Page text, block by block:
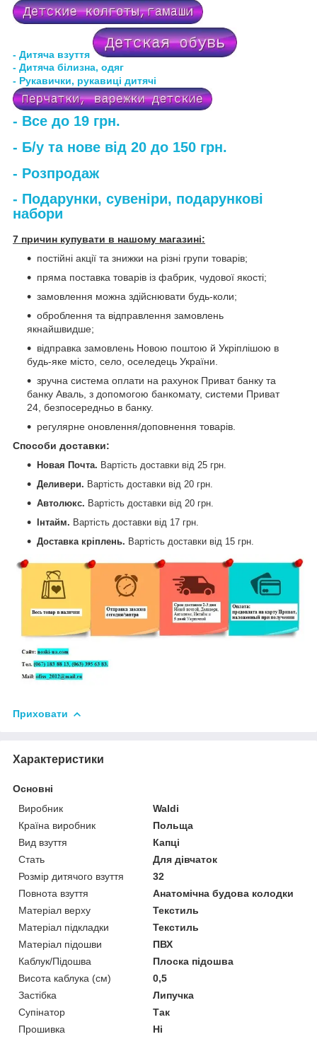
- Дитяча взуття
- Дитяча білизна, одяг
- Рукавички, рукавиці дитячі
- Все до 19 грн.
- Б/у та нове від 20 до 150 грн.
- Розпродаж
- Подарунки, сувеніри, подарункові
набори
7 причин купувати в нашому магазині:
постійні акції та знижки на різні групи товарів;
пряма поставка товарів із фабрик, чудової якості;
замовлення можна здійснювати будь-коли;
оброблення та відправлення замовлень
якнайшвидше;
відправка замовлень Новою поштою й Укріплішою в
будь-яке місто, село, оселедець України.
зручна система оплати на рахунок Приват банку та
банку Аваль, з допомогою банкомату, системи Приват
24, безпосередньо в банку.
регулярне оновлення/доповнення товарів.
Способи доставки:
Новая Почта. Вартість доставки від 25 грн.
Деливери. Вартість доставки від 20 грн.
Автолюкс. Вартість доставки від 20 грн.
Інтайм. Вартість доставки від 17 грн.
Доставка кріплень. Вартість доставки від 15 грн.
Приховати
Характеристики
Основні
Виробник
Waldi
Країна виробник
Польща
Вид взуття
Капці
Стать
Для дівчаток
Розмір дитячого взуття
32
Повнота взуття
Анатомічна будова колодки
Матеріал верху
Текстиль
Матеріал підкладки
Текстиль
Матеріал підошви
ПВХ
Каблук/Підошва
Плоска підошва
Висота каблука (см)
0,5
Застібка
Липучка
Супінатор
Так
Прошивка
Ні